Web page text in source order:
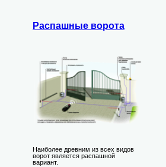
Распашные ворота
Наиболее древним из всех видов
ворот является распашной
вариант.